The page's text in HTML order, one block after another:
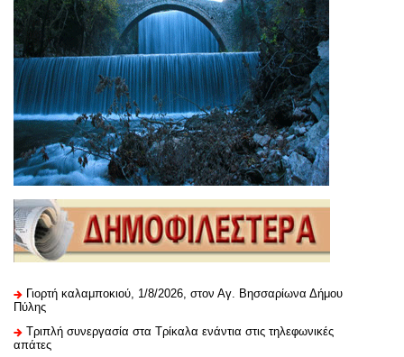
Γιορτή καλαμποκιού, 1/8/2026, στον Αγ. Βησσαρίωνα Δήμου
Πύλης
Τριπλή συνεργασία στα Τρίκαλα ενάντια στις τηλεφωνικές
απάτες